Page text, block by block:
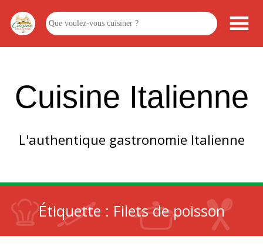
Cuisine Italienne
L'authentique gastronomie Italienne
Étiquette : Filets de poisson